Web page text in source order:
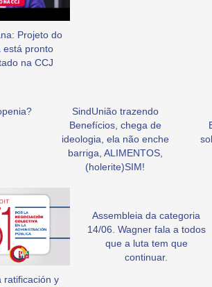
Projeto do
está pronto
na CCJ
SindUnião trazendo
Benefícios, chega de
ideologia, ela não enche
barriga, ALIMENTOS,
(holerite)SIM!
ratificación y
Assembleia da categoria
14/06. Wagner fala a todos
que a luta tem que
continuar.